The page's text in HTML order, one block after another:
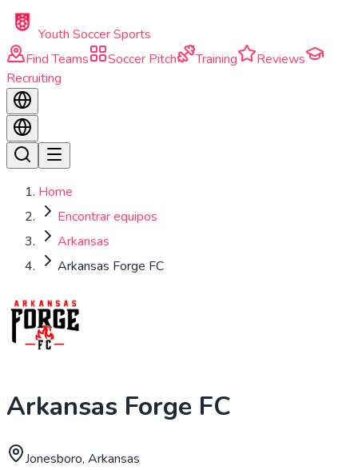
Skip to main content
Youth Soccer Sports
Find Teams
Soccer Pitch Training
Reviews
Recruiting
Home
Encontrar equipos
Arkansas
Arkansas Forge FC
Arkansas Forge FC
Jonesboro, Arkansas